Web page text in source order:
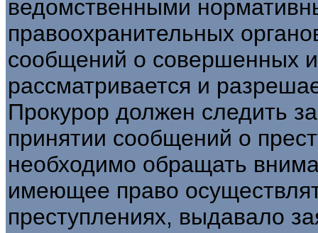
ведомственными
правоохранительных
сообщений о совершенных
рассматривается и
Прокурор должен следить
принятии сообщений о
необходимо обращать
имеющее право
преступлениях, выдавало